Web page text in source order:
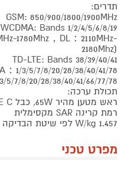
תדרים:
GSM: 850/900/1800/1900MHz
WCDMA: Bands 1/2/4/5/6/8/19
1780Mhz，DL：2110MHz-
2180Mhz)
TD-LTE: Bands 38/39/40/41
：1/3/5/7/8/20/28/38/40/41/78
5/7/8/20/28/38/40/41/66/77/78
תכולת ערכה:
ראש מטען מהיר 65W, כבל TYPE C, מגן מסך ( מודבק על המסך ) - כיסוי סיליקון
רמת קרינה SAR מקסימלית
1.457 W/kg לפי שיטת הבדיקה האירופאית (ערך זה נמסר ע"י היצרן)
מפרט טכני